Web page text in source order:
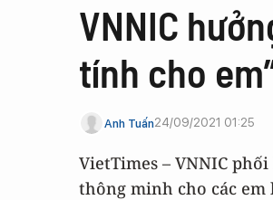
VNNIC
tính cho
Anh Tuấn24/09/2021 01:25
VietTimes – VNNIC
thông minh cho các em